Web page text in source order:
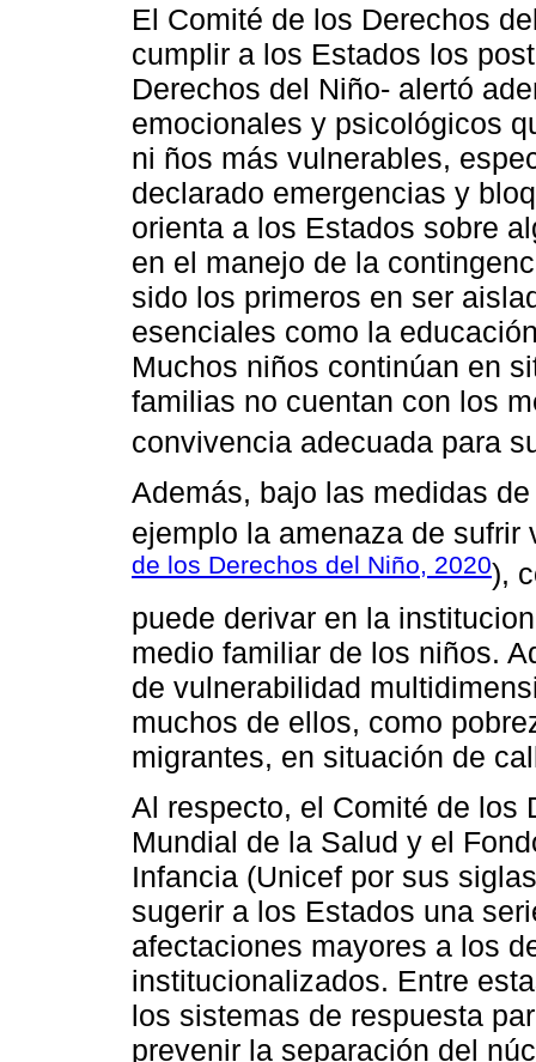
El Comité de los Derechos
cumplir a los Estados los
Derechos del Niño- alertó
emocionales y psicológicos
ni ños más vulnerables,
declarado emergencias y
orienta a los Estados sobre
en el manejo de la
sido los primeros en ser
esenciales como la
Muchos niños continúan en
familias no cuentan con los
convivencia adecuada para
Además, bajo las medidas
ejemplo la amenaza de
de los Derechos del Niño, 2020),
puede derivar en la
medio familiar de los niños.
de vulnerabilidad
muchos de ellos, como
migrantes, en situación de
Al respecto, el Comité de los
Mundial de la Salud y el
Infancia (Unicef por sus
sugerir a los Estados una
afectaciones mayores a los
institucionalizados. Entre
los sistemas de respuesta
prevenir la separación del